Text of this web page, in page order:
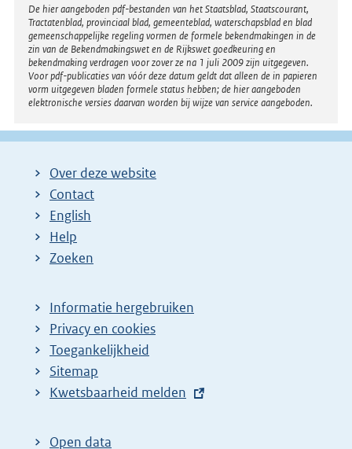
Disclaimer
De hier aangeboden pdf-bestanden van het Staatsblad, Staatscourant,
Tractatenblad, provinciaal blad, gemeenteblad, waterschapsblad en blad
gemeenschappelijke regeling vormen de formele bekendmakingen in de
zin van de Bekendmakingswet en de Rijkswet goedkeuring en
bekendmaking verdragen voor zover ze na 1 juli 2009 zijn uitgegeven.
Voor pdf-publicaties van vóór deze datum geldt dat alleen de in papieren
vorm uitgegeven bladen formele status hebben; de hier aangeboden
elektronische versies daarvan worden bij wijze van service aangeboden.
Over deze website
Contact
English
Help
Zoeken
Informatie hergebruiken
Privacy en cookies
Toegankelijkheid
Sitemap
E
t
Kwetsbaarheid melden
Open data